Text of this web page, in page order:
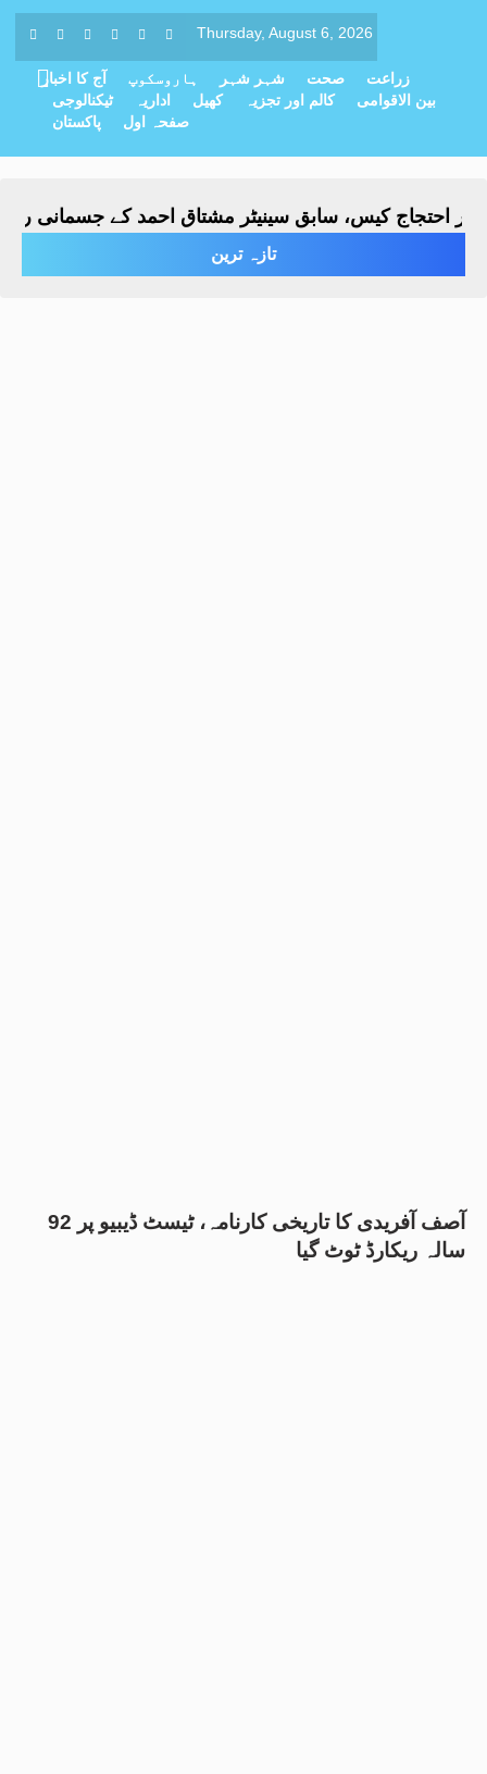
Thursday, August 6, 2026
آج کا اخبار ہاروسکوپ شہر شہر صحت
زراعت
ٹیکنالوجی
اداریہ کھیل کالم اور تجزیہ
بین الاقوامی
پاکستان
صفحہ اول
کیس، سابق سینیٹر مشتاق احمد کے جسمانی ریمانڈ میں 4 روز کی
تازہ ترین
آصف آفریدی کا تاریخی کارنامہ، ٹیسٹ ڈیبیو پر 92
سالہ ریکارڈ ٹوٹ گیا